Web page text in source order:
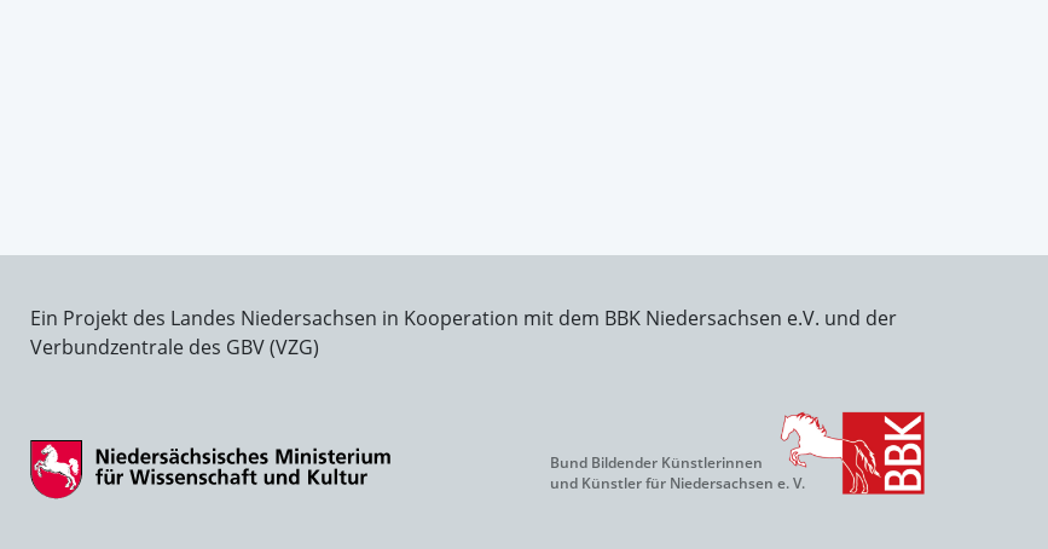
Ein Projekt des Landes Niedersachsen in Kooperation mit dem BBK Niedersachsen e.V. und der
Verbundzentrale des GBV (VZG)
Bund Bildender Künstlerinnen
und Künstler für Niedersachsen e. V.